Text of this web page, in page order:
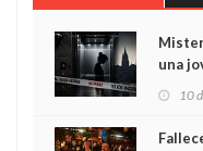
una
10